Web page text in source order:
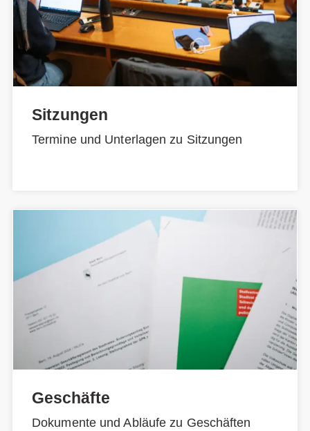
Sitzungen
Termine und Unterlagen zu Sitzungen
Geschäfte
Dokumente und Abläufe zu Geschäften